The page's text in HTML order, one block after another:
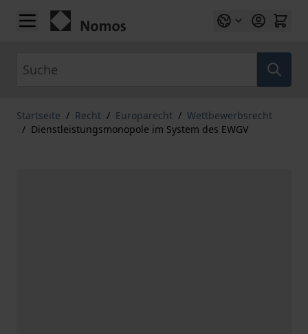
Zum Inhalt springen
Startseite / Recht / Europarecht / Wettbewerbsrecht
/ Dienstleistungsmonopole im System des EWGV